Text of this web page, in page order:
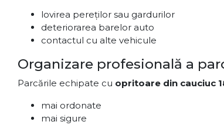
lovirea pereților sau gardurilor
deteriorarea barelor auto
contactul cu alte vehicule
Organizare profesională a
Parcările echipate cu opritoare din cauciuc
mai ordonate
mai sigure